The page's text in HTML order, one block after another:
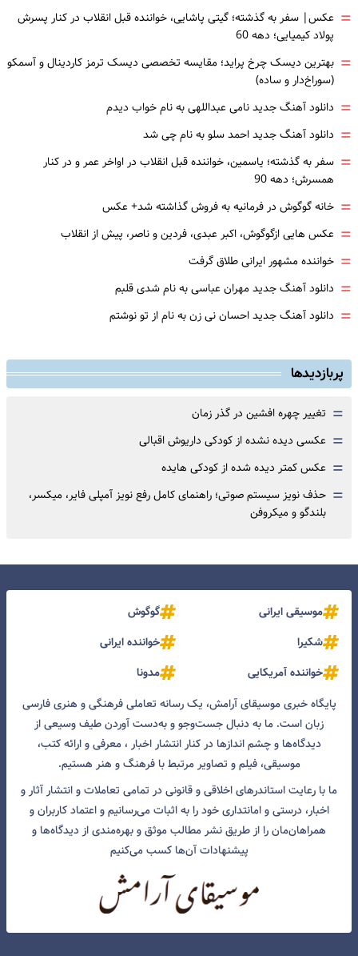
= عکس| سفر به گذشته؛ گیتی پاشایی، خواننده قبل انقلاب در کنار پسرش
پولاد کیمیایی؛ دهه 60
= بهترین دیسک چرخ پراید؛ مقایسه تخصصی دیسک ترمز کاردینال و آسمکو
(سوراخ‌دار و ساده)
= دانلود آهنگ جدید نامی عبداللهی به نام خواب دیدم
= دانلود آهنگ جدید احمد سلو به نام چی شد
= سفر به گذشته؛ یاسمین، خواننده قبل انقلاب در اواخر عمر و در کنار
همسرش؛ دهه 90
= خانه گوگوش در فرمانیه به فروش گذاشته شد+ عکس
= عکس هایی ازگوگوش، اکبر عبدی، فردین و ناصر، پیش از انقلاب
= خواننده مشهور ایرانی طلاق گرفت
= دانلود آهنگ جدید مهران عباسی به نام شدی قلبم
= دانلود آهنگ جدید احسان نی زن به نام از تو نوشتم
پربازدیدها
= تغییر چهره افشین در گذر زمان
= عکسی دیده نشده از کودکی داریوش اقبالی
= عکس کمتر دیده شده از کودکی هایده
= حذف نویز سیستم صوتی؛ راهنمای کامل رفع نویز آمپلی فایر، میکسر،
بلندگو و میکروفن
موسیقی ایرانی
گوگوش
شکیرا
خواننده ایرانی
خواننده آمریکایی
مدونا
پایگاه خبری موسیقای آرامش، یک رسانه تعاملی فرهنگی و هنری فارسی
زبان است. ما به دنبال جست‌و‌جو و به‌دست آوردن طیف وسیعی از
دیدگاه‌ها و چشم انداز‌ها در کنار انتشار اخبار ، معرفی و ارائه کتب،
موسیقی، فیلم و تصاویر مرتبط با فرهنگ و هنر هستیم.
ما با رعایت استاندرهای اخلاقی و قانونی در تمامی تعاملات و انتشار آثار و
اخبار، درستی و امانتداری خود را به اثبات می‌رسانیم و اعتماد کاربران و
همراهان‌مان را از طریق نشر مطالب موثق و بهره‌مندی از دیدگاه‌ها و
پیشنهادات آن‌ها کسب می‌کنیم